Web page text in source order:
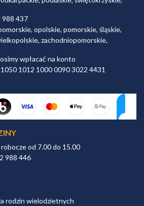
988 437
opolskie, pomorskie, śląskie,
zachodniopomorskie,
wpłacać na konto
1012 1000 0090 3022 4431
od 7.00 do 15.00
988 446
rodzin wielodzietnych